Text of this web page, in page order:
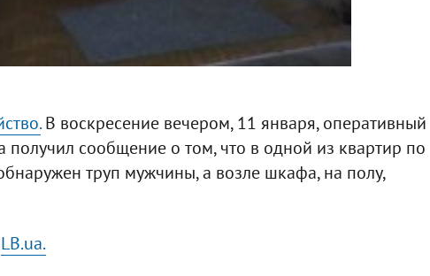
В воскресение вечером, 11 января, оперативный
сообщение о том, что в одной из квартир по
труп мужчины, а возле шкафа, на полу,
LB.ua.